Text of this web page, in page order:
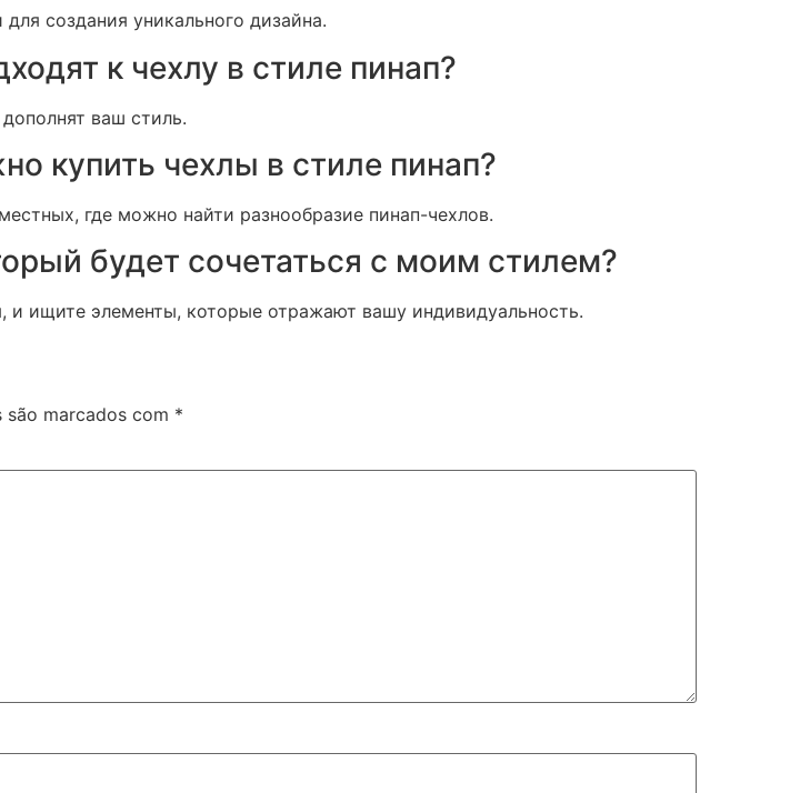
создания уникального дизайна.
к чехлу в стиле пинап?
ваш стиль.
купить чехлы в стиле пинап?
где можно найти разнообразие пинап-чехлов.
будет сочетаться с моим стилем?
ищите элементы, которые отражают вашу индивидуальность.
marcados com *